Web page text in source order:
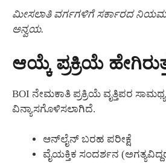
ಮೀಸಲಾತಿ ವರ್ಗಗಳಿಗೆ ಸರ್ಕಾರದ
ಅನ್ವಯ.
ಆಯ್ಕೆ ಪ್ರಕ್ರಿಯೆ
BOI ನೇಮಕಾತಿ ಪ್ರಕ್ರಿಯೆ ವೃತ್ತಿಪರ
ವಿನ್ಯಾಸಗೊಳಿಸಲಾಗಿದೆ.
ಆನ್‌ಲೈನ್ ಬರಹ ಪರೀಕ್ಷೆ
ವೈಯಕ್ತಿಕ ಸಂದರ್ಶನ